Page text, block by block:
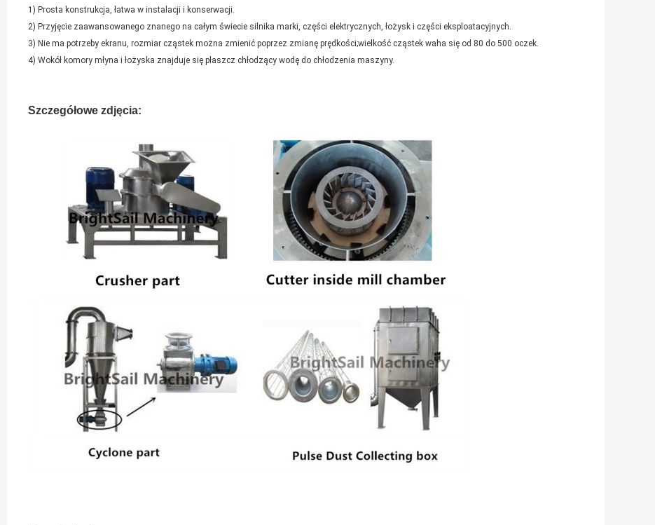
1) Prosta konstrukcja, łatwa w instalacji i konserwacji.
2) Przyjęcie zaawansowanego znanego na całym świecie silnika marki, części elektrycznych, łożysk i części eksploatacyjnych.
3) Nie ma potrzeby ekranu, rozmiar cząstek można zmienić poprzez zmianę prędkości;wielkość cząstek waha się od 80 do 500 oczek.
4) Wokół komory młyna i łożyska znajduje się płaszcz chłodzący wodę do chłodzenia maszyny.
Szczegółowe zdjęcia: